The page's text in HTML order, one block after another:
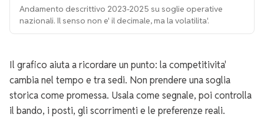
Andamento descrittivo 2023-2025 su soglie operative
nazionali. Il senso non e' il decimale, ma la volatilita'.
Il grafico aiuta a ricordare un punto: la competitivita'
cambia nel tempo e tra sedi. Non prendere una soglia
storica come promessa. Usala come segnale, poi controlla
il bando, i posti, gli scorrimenti e le preferenze reali.